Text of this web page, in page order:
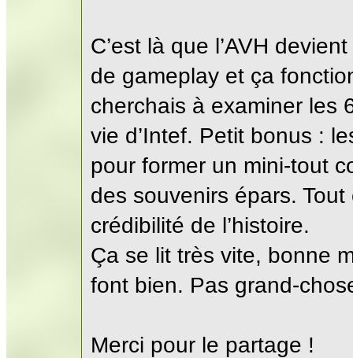
C’est là que l’AVH
de gameplay et ça
cherchais à examiner les
vie d’Intef. Petit bonus :
pour former un mini-tout
des souvenirs épars.
crédibilité de l’histoire.
Ça se lit très vite, bonne
font bien. Pas grand-
Merci pour le partage !